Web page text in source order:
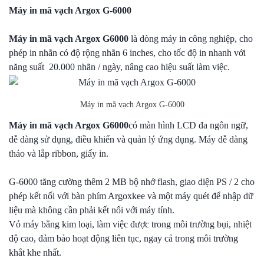
Máy in mã vạch Argox G-6000
Máy in mã vạch Argox G6000 là dòng máy in công nghiệp, cho
phép in nhãn có độ rộng nhãn 6 inches, cho tốc độ in nhanh với
năng suất 20.000 nhãn / ngày, nâng cao hiệu suất làm việc.
Máy in mã vạch Argox G-6000
Máy in mã vạch Argox G6000có màn hình LCD đa ngôn ngữ,
dễ dàng sử dụng, điều khiển và quản lý ứng dụng. Máy dễ dàng
tháo và lắp ribbon, giấy in.
G-6000 tăng cường thêm 2 MB bộ nhớ flash, giao diện PS / 2 cho
phép kết nối với bàn phím Argoxkee và một máy quét để nhập dữ
liệu mà không cần phải kết nối với máy tính.
Vỏ máy bằng kim loại, làm việc được trong môi trường bụi, nhiệt
độ cao, đảm bảo hoạt động liên tục, ngay cả trong môi trường
khắt khe nhất.